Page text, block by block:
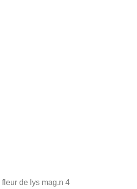
fleur de lys mag.n 4